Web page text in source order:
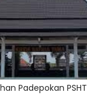
Padepokan PSHT